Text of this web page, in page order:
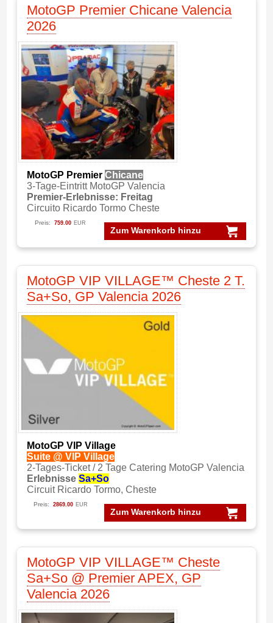
MotoGP Premier Chicane Valencia
2026
MotoGP Premier Chicane
3-Tage-Eintritt MotoGP Valencia
Premier-Erlebnisse: Freitag
Circuito Ricardo Tormo Cheste
Zum Warenkorb hinzu
Preis: 759.00 EUR
MotoGP VIP VILLAGE™ Cheste 2 T.
Sa+So, GP Valencia 2026
MotoGP VIP Village
Suite @ VIP Village
2-Tages-Ticket / 2 Tage Catering MotoGP Valencia
Erlebnisse Sa+So
Circuit Ricardo Tormo, Cheste
Zum Warenkorb hinzu
Preis: 2869.00 EUR
MotoGP VIP VILLAGE™ Cheste
Sa+So @ Premier APEX, GP
Valencia 2026